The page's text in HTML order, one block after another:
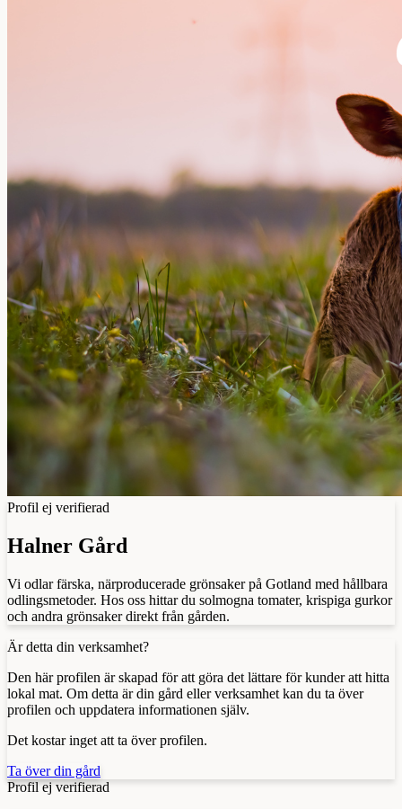
Profil ej verifierad
Halner Gård
Vi odlar färska, närproducerade grönsaker på Gotland med hållbara
odlingsmetoder. Hos oss hittar du solmogna tomater, krispiga gurkor
och andra grönsaker direkt från gården.
Är detta din verksamhet?
Den här profilen är skapad för att göra det lättare för kunder att hitta
lokal mat. Om detta är din gård eller verksamhet kan du ta över
profilen och uppdatera informationen själv.
Det kostar inget att ta över profilen.
Ta över din gård
Profil ej verifierad